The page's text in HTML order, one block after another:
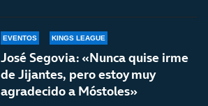
EVENTOS KINGS LEAGUE
José Segovia: «Nunca quise irme
de Jijantes, pero estoy muy
agradecido a Móstoles»